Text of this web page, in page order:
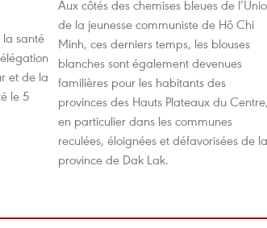
santé
et de la
le 5
Aux côtés des chemises bleues de
de la jeunesse communiste de Hô Chi
Minh, ces derniers temps, les blouses
blanches sont également devenues
familières pour les habitants des
provinces des Hauts Plateaux du Centre,
en particulier dans les communes
reculées, éloignées et défavorisées de la
province de Dak Lak.